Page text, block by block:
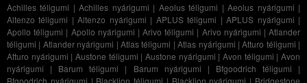
Achilles téligumi |Achilles nyárigumi | Aeolus téligumi |Aeolus nyárigumi |
Altenzo téligumi |Altenzo nyárigumi | APLUS téligumi |APLUS nyárigumi |
Apollo téligumi | Apollo nyárigumi |Arivo téligumi | Arivo nyárigumi |Atlander
téligumi | Atlander nyárigumi | Atlas téligumi |Atlas nyárigumi |Atturo téligumi |
Atturo nyárigumi |Austone téligumi |Austone nyárigumi |Avon téligumi |Avon
nyárigumi | Barum téligumi | Barum nyárigumi | Bfgoodrich téligumi |
Bfgoodrich nyárigumi | Blacklion téligumi | Blacklion nyárigumi | Bridgestone